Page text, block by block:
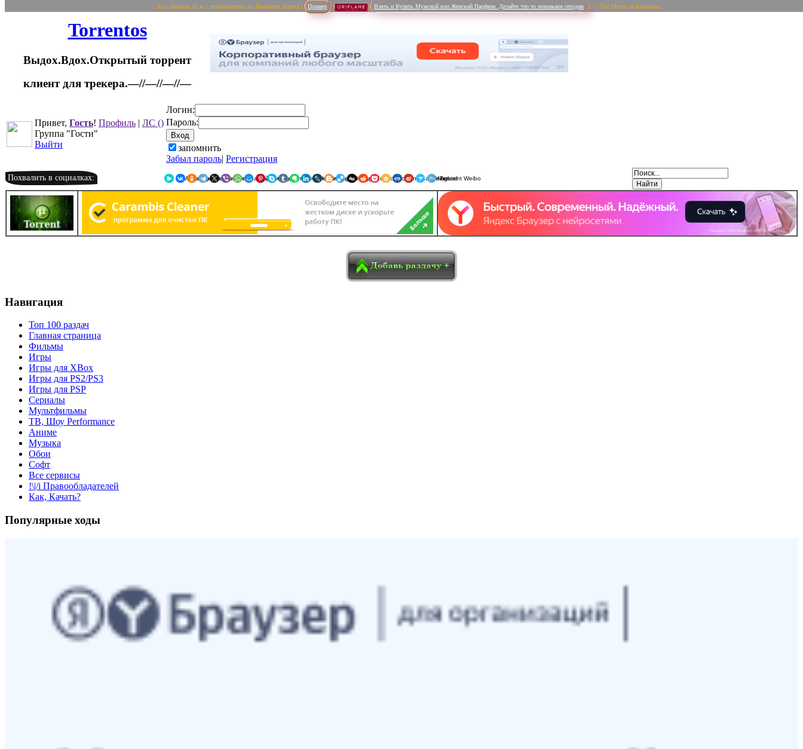
~ Кто приводи 10 и > человек/вдень по Якорному Адресу ( Пример Взять и Купить Мужской или Женский Парфюм. Делайте что то новенькое сегодня ) — Тем Место на Билборде
Torrentos
Выдох.Вдох.Открытый торрент
клиент для трекера.—//—//—//—
Привет, Гость! Профиль | ЛС ()
Группа "Гости"
Выйти
Логин:
Пароль:
запомнить
Забыл пароль| Регистрация
Похвалить в социалках: Я.Мессенджер WhatsApp
Мой Мир
Pinterest
SkypeTumblrEvernote
LinkedInLiveJournalDelicious
Diggreddit PocketQzoneRenrenSina Weibo
Surfingbird
Tencent Weibo
Навигация
Топ 100 раздач
Главная страница
Фильмы
Игры
Игры для XBox
Игры для PS2/PS3
Игры для PSP
Сериалы
Мультфильмы
ТВ, Шоу Performance
Аниме
Музыка
Обои
Софт
Все сервисы
!\|/i Правообладателей
Как, Качать?
Популярные ходы